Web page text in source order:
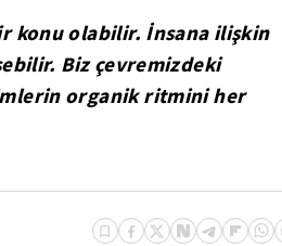
konu olabilir. İnsana ilişkin
Biz çevremizdeki
organik ritmini her